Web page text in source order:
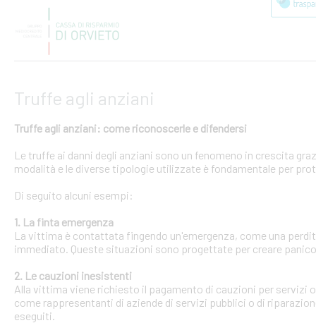
Truffe agli anziani
Truffe agli anziani: come riconoscerle e difendersi
Le truffe ai danni degli anziani sono un fenomeno in crescita
modalità e le diverse tipologie utilizzate è fondamentale per
Di seguito alcuni esempi:
1. La finta emergenza
La vittima è contattata fingendo un'emergenza, come una
immediato. Queste situazioni sono progettate per creare
2. Le cauzioni inesistenti
Alla vittima viene richiesto il pagamento di cauzioni per
come rappresentanti di aziende di servizi pubblici o di
eseguiti.